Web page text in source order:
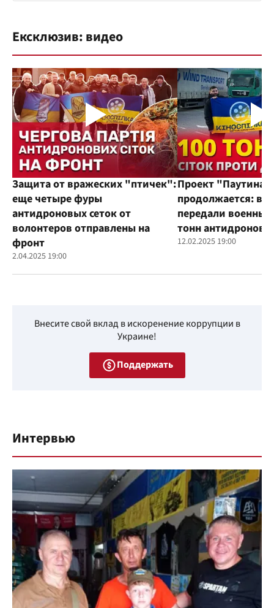
Ексклюзив: видео
Защита от вражеских "птичек":
еще четыре фуры
антидроновых сеток от
волонтеров отправлены на
фронт
2.04.2025 19:00
Проект "Паутина"
продолжается:
передали
тонн
12.02.2025 19:00
Внесите свой вклад в искоренение коррупции в
Украине!
Поддержать
Интервью